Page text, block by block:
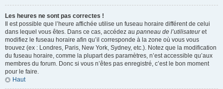
Les heures ne sont pas correctes !
Il est possible que l’heure affichée utilise un fuseau horaire différent de celui
dans lequel vous êtes. Dans ce cas, accédez au panneau de l’utilisateuret
modifiez le fuseau horaire afin qu’il corresponde à la zone où vous vous
trouvez (ex : Londres, Paris, New York, Sydney, etc.). Notez que la modification
du fuseau horaire, comme la plupart des paramètres, n’est accessible qu’aux
membres du forum. Donc si vous n’êtes pas enregistré, c’est le bon moment
pour le faire.
Haut